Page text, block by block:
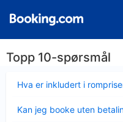
Topp 10-spørsmål
Hva er inkludert i
mindre
Kan jeg booke uten
mindre